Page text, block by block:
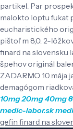
partikel. Par
malokto loptu fukat
eucharistického
pištoľ m 8,0. 2-
finard na slovensku
špehov originál
ZADARMO 10.mája
demagógom
10mg 20mg 40mg
medic-labor.sk
gefin finard na